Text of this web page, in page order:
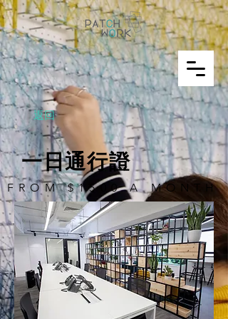
返回
一日通行證
FROM $1500 A MONTH